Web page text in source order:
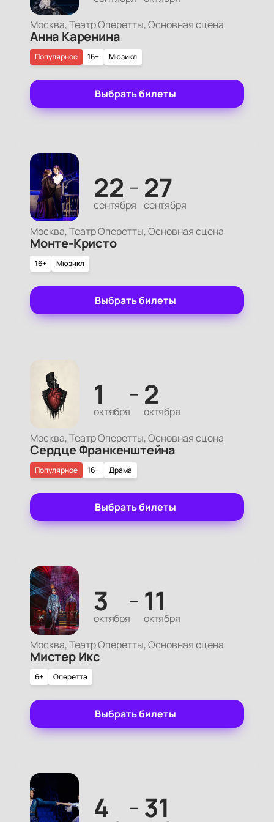
Москва, Театр Оперетты, Основная сцена
Анна Каренина
16+ Мюзикл
Популярное
Выбрать билеты
22
сентября
— 27
сентября
Москва, Театр Оперетты, Основная сцена
Монте-Кристо
16+ Мюзикл
Выбрать билеты
1
октября
— 2
октября
Москва, Театр Оперетты, Основная сцена
Сердце Франкенштейна
16+ Драма
Популярное
Выбрать билеты
3
октября
— 11
октября
Москва, Театр Оперетты, Основная сцена
Мистер Икс
6+ Оперетта
Выбрать билеты
4 — 31